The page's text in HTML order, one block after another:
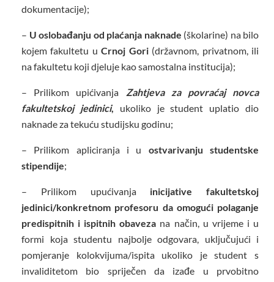
dokumentacije);
– U oslobađanju od plaćanja naknade (školarine) na bilo
kojem fakultetu uCrnoj Gori(državnom, privatnom, ili
na fakultetu koji djeluje kao samostalna institucija);
– Prilikom upićivanja Zahtjeva za povraćaj novca
fakultetskoj jedinici, ukoliko je student uplatio dio
naknade za tekuću studijsku godinu;
– Prilikom apliciranja i u ostvarivanju studentske
stipendije;
– Prilikom upućivanja inicijative fakultetskoj
jedinici/konkretnom profesoru da omogući polaganje
predispitnih i ispitnih obaveza na način, u vrijeme i u
formi koja studentu najbolje odgovara, uključujući i
pomjeranje kolokvijuma/ispita ukoliko je student s
invaliditetom bio spriječen da izađe u prvobitno